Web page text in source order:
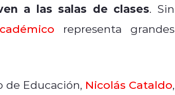
a las salas de clases. Sin
representa grandes
de Educación, Nicolás Cataldo,